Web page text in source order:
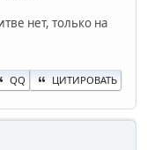
нет, только на
QQ ЦИТИРОВАТЬ